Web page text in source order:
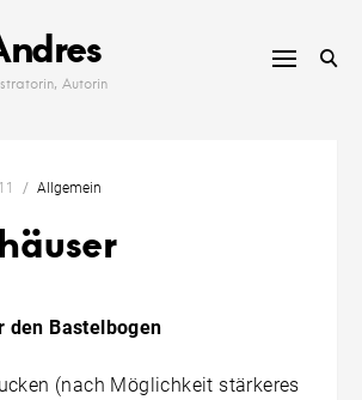
Autorin
Allgemein
den Bastelbogen
(nach Möglichkeit stärkeres